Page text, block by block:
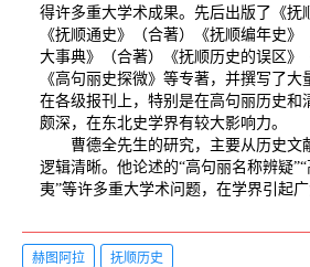
得许多重大学术成果。先后出版了《抚
《抚顺通史》（合著）《抚顺编年史
大事典》（合著）《抚顺历史的误区》
《高句丽史探微》等专著，并撰写了大
在各级报刊上，特别是在高句丽历史和
颇深，在东北史学界有较大影响力。
曹德全先生的研究，主要从历史文
逻辑清晰。他论述的“高句丽名称辨疑
夷”等许多重大学术问题，在学界引起广
赫图阿拉 抚顺历史